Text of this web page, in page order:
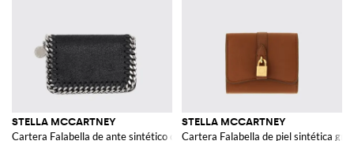
STELLA MCCARTNEY
Cartera Falabella de ante sintético craquelado
STELLA MCCARTNEY
Cartera Falabella de piel sintética